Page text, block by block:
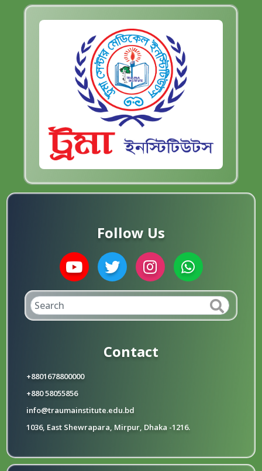
Follow Us
Contact
+8801678800000
+880 58055856
info@traumainstitute.edu.bd
1036, East Shewrapara, Mirpur, Dhaka -1216.